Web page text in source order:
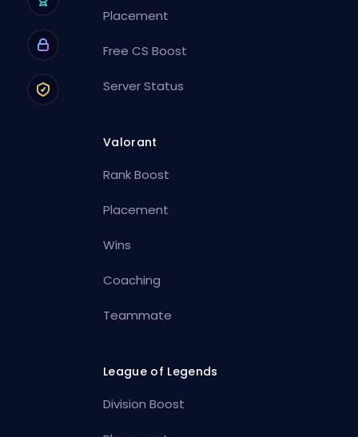
Placement
Free CS Boost
Server Status
Valorant
Rank Boost
Placement
Wins
Coaching
Teammate
League of Legends
Division Boost